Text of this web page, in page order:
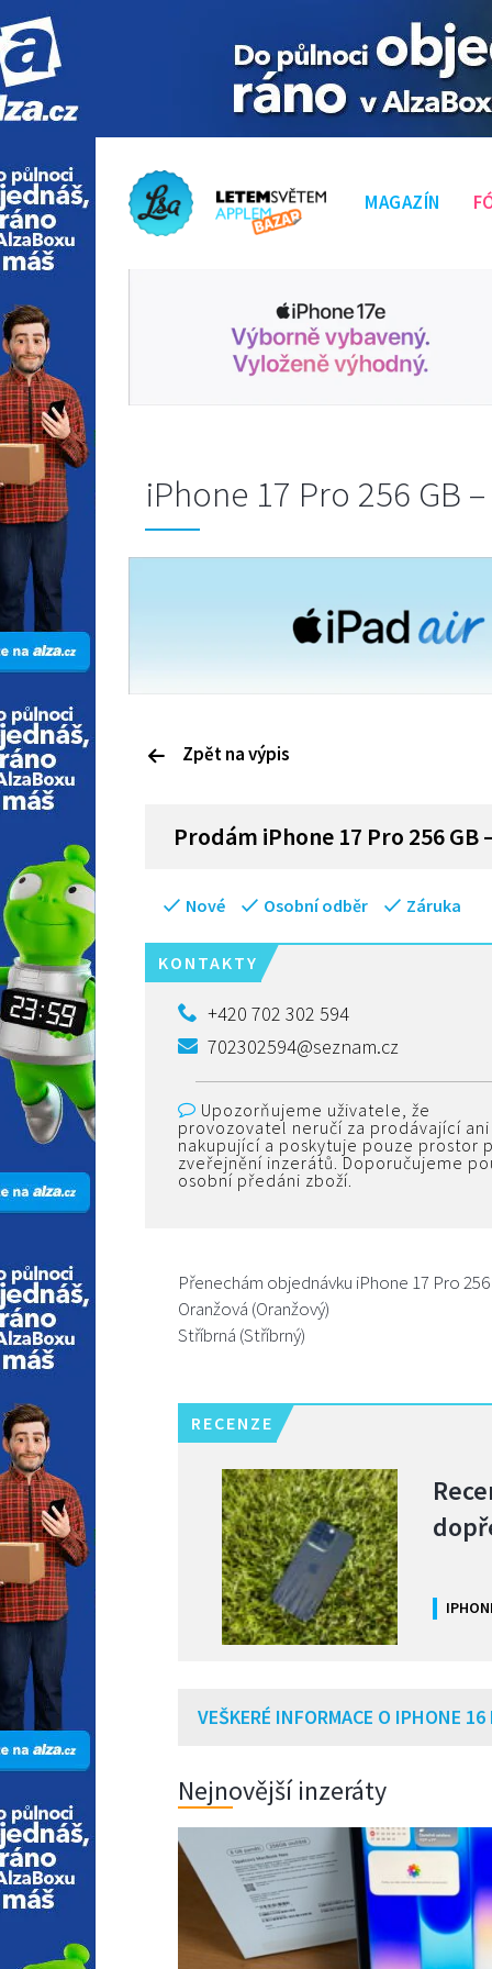
MAGAZÍN
iPhone 17 Pro 256 GB
Zpět na výpis
Prodám iPhone 17 Pro 256 GB
Nové Osobní odběr Záruka
KONTAKTY
+420 702 302 594
702302594@seznam.cz
Upozorňujeme uživatele, že
provozovatel neručí za prodávající ani
nakupující a poskytuje pouze prostor
zveřejnění inzerátů. Doporučujeme
osobní předáni zboží.
Přenechám objednávku iPhone 17 Pro
Oranžová (Oranžový)
Stříbrná (Stříbrný)
RECENZE
VEŠKERÉ INFORMACE O IPHONE
Nejnovější inzeráty